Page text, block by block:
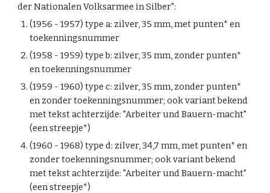
der Nationalen Volksarmee in Silber":
(1956 - 1957) type a: zilver, 35 mm, met punten* en
toekenningsnummer
(1958 - 1959) type b: zilver, 35 mm, zonder punten*
en toekenningsnummer
(1959 - 1960) type c: zilver, 35 mm, zonder punten*
en zonder toekenningsnummer; ook variant bekend
met tekst achterzijde: "Arbeiter und Bauern-macht"
(een streepje*)
(1960 - 1968) type d: zilver, 34,7 mm, met punten* en
zonder toekenningsnummer; ook variant bekend
met tekst achterzijde: "Arbeiter und Bauern-macht"
(een streepje*)